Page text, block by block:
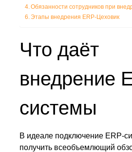
Обязанности сотрудников при
Этапы внедрения ERP-Цеховик
Что даёт
внедрение
системы
В идеале подключение ERP-
получить всеобъемлющий